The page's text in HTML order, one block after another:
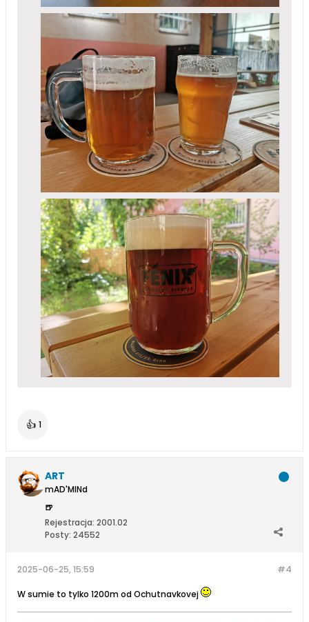
👍 1
ART
mAD'MINd
🍺
Rejestracja: 2001.02
Posty: 24552
#4
2025-06-25, 15:59
W sumie to tylko 1200m od Ochutnavkovej